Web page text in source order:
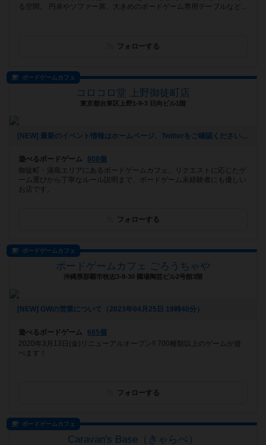
る空間。 円卓やソファー席、大きめのボードゲーム専用テーブルなど...
フォローする
ボードゲームカフェ
コロコロ堂 上野御徒町店
東京都台東区上野1-9-3 日向ビル1階
[NEW] 最新のイベント情報はホームページ、Twitterをご確認ください！（2023年07月08日 13時24分）
遊べるボードゲーム
808個
御徒町・湯島エリアにあるボードゲームカフェ。リクエストに応じたゲ
ーム選びから丁寧なルール説明まで、ボードゲーム未経験者にも優しい
お店です。
フォローする
ボードゲームカフェ
ボードゲームカフェ ごろうちゃや
沖縄県那覇市牧志3-8-30 國場陶芸ビル2号館3階
[NEW] GWの営業について（2023年04月25日 19時40分）
遊べるボードゲーム
665個
2020年3月13日(金)リニューアルオープン!! 700種類以上のゲームが遊
べます！
フォローする
ボードゲームカフェ
Caravan's Base（きゃらべ）